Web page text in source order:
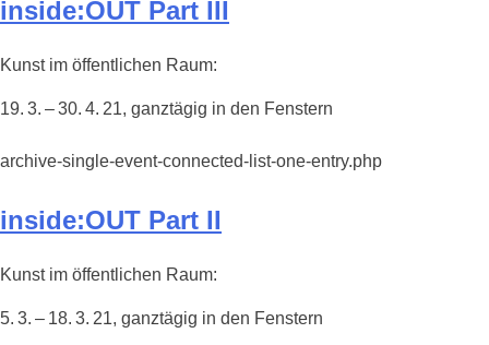
inside:OUT Part III
Kunst im öffentlichen Raum:
19. 3. – 30. 4. 21, ganztägig in den Fenstern
archive-single-event-connected-list-one-entry.php
inside:OUT Part II
Kunst im öffentlichen Raum:
5. 3. – 18. 3. 21, ganztägig in den Fenstern